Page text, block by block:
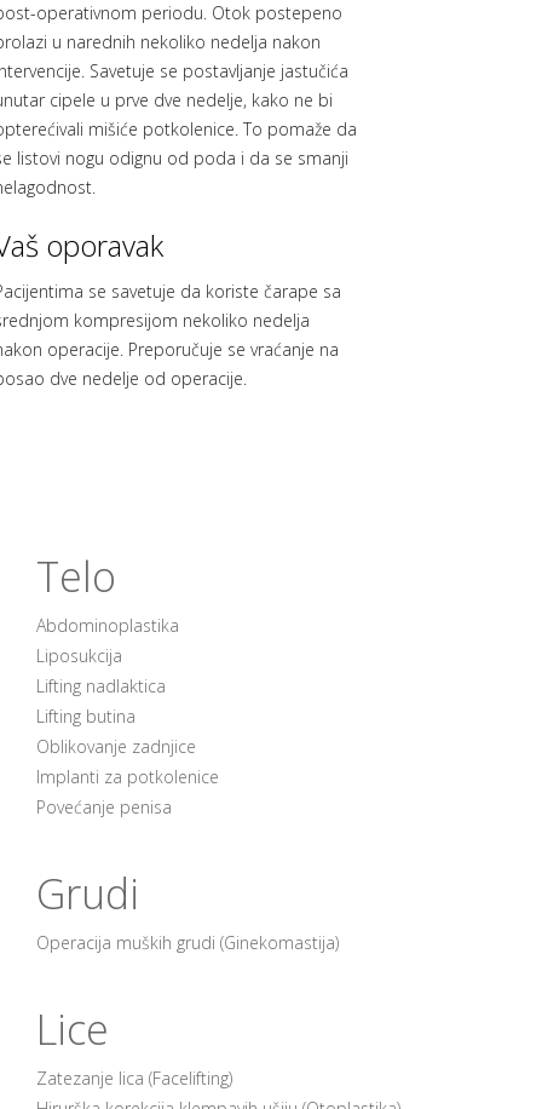
operativnom periodu. Otok postepeno
u narednih nekoliko nedelja nakon
Savetuje se postavljanje jastučića
cipele u prve dve nedelje, kako ne bi
mišiće potkolenice. To pomaže da
listovi nogu odignu od poda i da se smanji
oporavak
se savetuje da koriste čarape sa
kompresijom nekoliko nedelja
operacije. Preporučuje se vraćanje na
dve nedelje od operacije.
Telo
Abdominoplastika
Liposukcija
Lifting nadlaktica
Lifting butina
Oblikovanje zadnjice
Implanti za potkolenice
Povećanje penisa
Grudi
Operacija muških grudi (Ginekomastija)
Lice
Zatezanje lica (Facelifting)